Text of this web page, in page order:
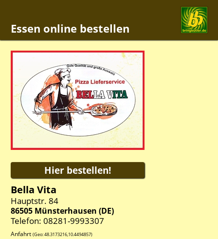
Essen online bestellen
Bella Vita
Hauptstr. 84
86505 Münsterhausen (DE)
Telefon: 08281-9993307
Anfahrt (Geo:48.3173216,10.4494857)